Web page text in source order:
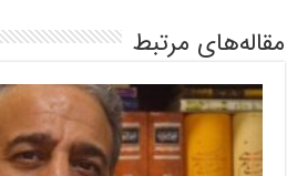
مقاله‌های مرتبط